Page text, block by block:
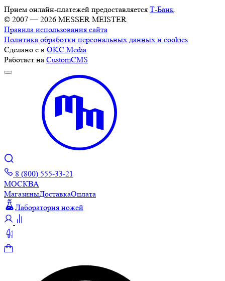
Прием онлайн-платежей предоставляется Т-Банк
© 2007 — 2026 MESSER MEISTER
Правила использования сайта
Политика обработки персональных данных и cookies
Сделано с в OKC.Media
Работает на CustomCMS
8 (800) 555-33-21
МОСКВА
МагазиныДоставкаОплата
Лаборатория ножей